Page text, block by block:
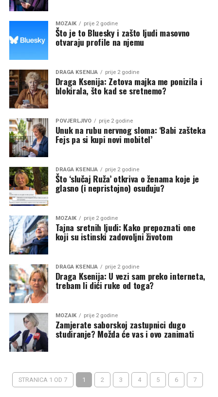
MOZAIK prije 2 godine
Što je to Bluesky i zašto ljudi masovno
otvaraju profile na njemu
DRAGA KSENIJA prije 2 godine
Draga Ksenija: Zetova majka me ponizila i
blokirala, što kad se sretnemo?
POVJERLJIVO prije 2 godine
Unuk na rubu nervnog sloma: ‘Babi zašteka
Fejs pa si kupi novi mobitel’
DRAGA KSENIJA prije 2 godine
Što ‘slučaj Ruža’ otkriva o ženama koje je
glasno (i nepristojno) osuđuju?
MOZAIK prije 2 godine
Tajna sretnih ljudi: Kako prepoznati one
koji su istinski zadovoljni životom
DRAGA KSENIJA prije 2 godine
Draga Ksenija: U vezi sam preko interneta,
trebam li dići ruke od toga?
MOZAIK prije 2 godine
Zamjerate saborskoj zastupnici dugo
studiranje? Možda će vas i ovo zanimati
STRANICA 1 OD 7 1 2 3 4 5 6 7